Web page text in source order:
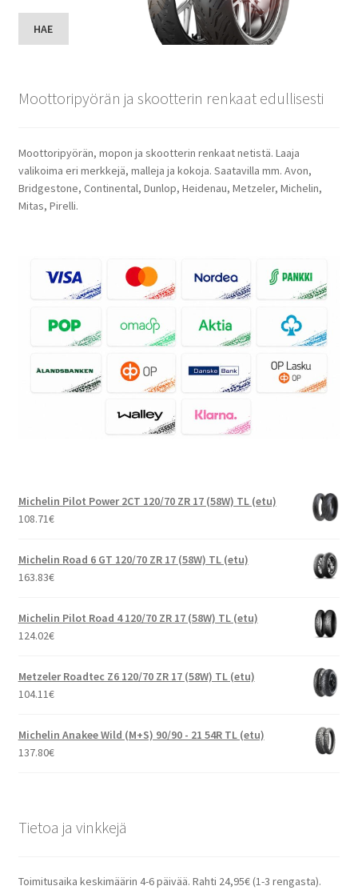
HAE
Moottoripyörän ja skootterin renkaat edullisesti
Moottoripyörän, mopon ja skootterin renkaat netistä. Laaja
valikoima eri merkkejä, malleja ja kokoja. Saatavilla mm. Avon,
Bridgestone, Continental, Dunlop, Heidenau, Metzeler, Michelin,
Mitas, Pirelli.
Michelin Pilot Power 2CT 120/70 ZR 17 (58W) TL (etu)
108.71€
Michelin Road 6 GT 120/70 ZR 17 (58W) TL (etu)
163.83€
Michelin Pilot Road 4 120/70 ZR 17 (58W) TL (etu)
124.02€
Metzeler Roadtec Z6 120/70 ZR 17 (58W) TL (etu)
104.11€
Michelin Anakee Wild (M+S) 90/90 - 21 54R TL (etu)
137.80€
Tietoa ja vinkkejä
Toimitusaika keskimäärin 4-6 päivää. Rahti 24,95€ (1-3 rengasta).